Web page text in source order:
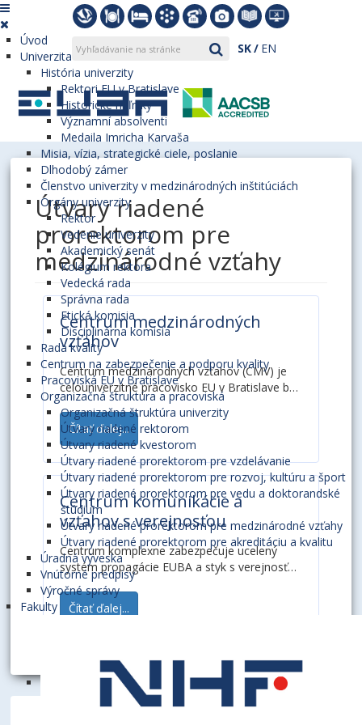
SK EN
Úvod
Univerzita
História univerzity
Rektori EU v Bratislave
Historické míľniky
Významní absolventi
Medaila Imricha Karvaša
Misia, vízia, strategické ciele, poslanie
Dlhodobý zámer
Členstvo univerzity v medzinárodných inštitúciách
Orgány univerzity
Rektor
Vedenie univerzity
Akademický senát
Kolégium rektora
Vedecká rada
Správna rada
Etická komisia
Disciplinárna komisia
Rada kvality
Centrum na zabezpečenie a podporu kvality
Pracoviská EU v Bratislave
Organizačná štruktúra a pracoviská
Organizačná štruktúra univerzity
Útvary riadené rektorom
Útvary riadené kvestorom
Útvary riadené prorektorom pre vzdelávanie
Útvary riadené prorektorom pre rozvoj, kultúru a šport
Útvary riadené prorektorom pre vedu a doktorandské
štúdium
Útvary riadené prorektorom pre medzinárodné vzťahy
Útvary riadené prorektorom pre akreditáciu a kvalitu
Úradná výveska
Vnútorné predpisy
Výročné správy
Fakulty
Útvary riadené
prorektorom pre
medzinárodné vzťahy
Centrum medzinárodných
vzťahov
Centrum medzinárodných vzťahov (CMV) je
celouniverzitné pracovisko EU v Bratislave bez
právnej subjektivity. CMV riadi prorektor pre
medzinárodné vzťahy....
Čítať ďalej...
Centrum komunikácie a
vzťahov s verejnosťou
Centrum komplexne zabezpečuje ucelený
systém propagácie EUBA a styk s verejnosťou
vo vnútri univerzity i navonok, predovšetkým
prostredníctvom prostriedkov masovej
komunikácie a v spolupráci s Centrom
Čítať ďalej...